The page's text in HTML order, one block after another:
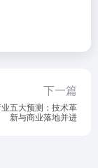
下一篇
五大预测：技术革
新与商业落地并进